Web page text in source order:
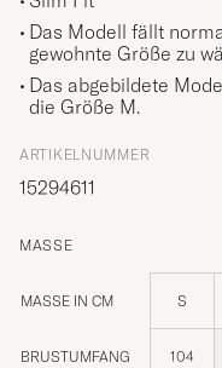
Das Modell fällt
gewohnte Größe zu
Das abgebildete
die Größe M.
ARTIKELNUMMER
15294611
MASSE
MASSE IN CM S
BRUSTUMFANG 104